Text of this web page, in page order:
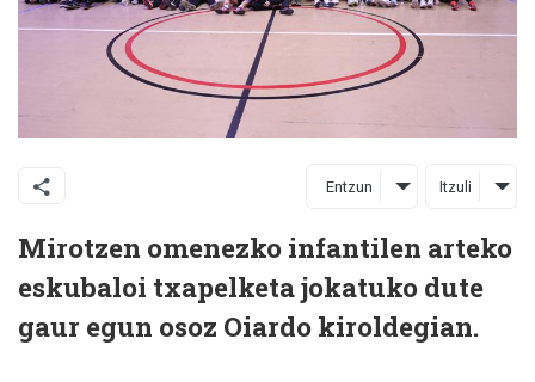
Entzun Itzuli
Mirotzen omenezko infantilen arteko
eskubaloi txapelketa jokatuko dute
gaur egun osoz Oiardo kiroldegian.